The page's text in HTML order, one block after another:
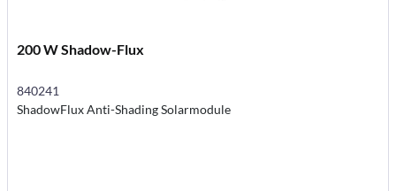
200 W Shadow-Flux
840241
ShadowFlux Anti-Shading Solarmodule